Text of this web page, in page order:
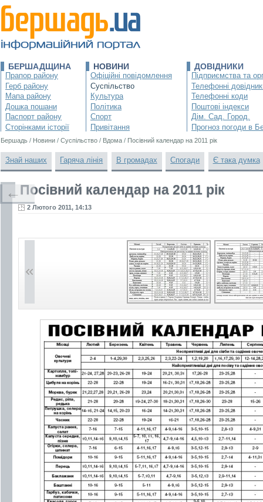
БЕРШАДЩИНА
Прапор району
Герб району
Мапа району
Дошка пошани
Паспорт району
Сторінками історії
НОВИНИ
Офіційні повідомлення
Суспільство
Культура
Політика
Спорт
Привітання
ДОВІДНИКИ
Підприємства та
Телефонні
Телефонні коди
Поштові індекси
Дім. Сад. Город.
Прогноз погоди в
Бершадь / Новини / Суспільство / Вдома / Посівний календар на 2011 рік
Знай наших Гаряча лінія В громадах Спогади Є така думка
Посівний календар на 2011 рік
2 Лютого 2011, 14:13
←